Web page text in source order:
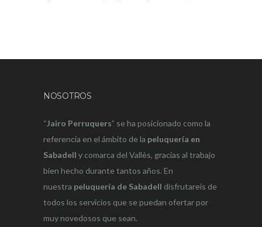
NOSOTROS
“Jairo Perruquers” se ha posicionado como la
referencia en el ámbito de la peluquería en
Sabadell y comarca del Vallès, gracias al trabajo
bien hecho durante tantos años. En
nuestra peluquería de Sabadell disfrutareis de
todos los servicios que se puedan ofertar por
muy novedosos que sean.